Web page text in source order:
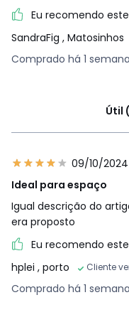
Eu recomendo
SandraFig , Matosinhos
Comprado há 1 semana
Útil
09/10/2024
Ideal para espaço
Igual descrição do
era proposto
Eu recomendo
hplei , porto Cliente
Comprado há 1 semana